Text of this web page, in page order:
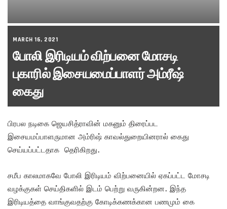
MARCH 16, 2021
போலி இரிடியம் விற்பனை மோசடி
புகாரில் இசையமைப்பாளர் அம்ரீஷ்
கைது
பிரபல நடிகை ஜெயசித்ராவின் மகனும் திரைப்பட
இசையமப்பாளருமான அம்ரிஷ் காவல்துறையினரால் கைது
செய்யப்பட்டதாக தெரிகிறது.
சமீப காலமாகவே போலி இரிடியம் விற்பனையில் ஏகப்பட்ட மோசடி
வழக்குகள் செய்திகளில் இடம் பெற்று வருகின்றன. இந்த
இரிடியத்தை வாங்குவதற்கு கோடிக்கணக்கான பணமும் கை